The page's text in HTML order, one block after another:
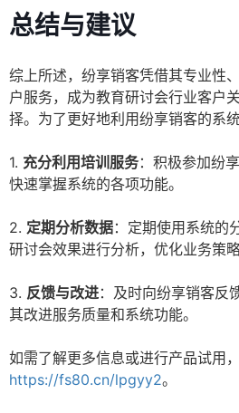
总结与建议
综上所述，纷享销客凭借其专业性
户服务，成为教育研讨会行业客户
择。为了更好地利用纷享销客的系
1. 充分利用培训服务：积极参加纷
快速掌握系统的各项功能。
2. 定期分析数据：定期使用系统的
研讨会效果进行分析，优化业务策略
3. 反馈与改进：及时向纷享销客反
其改进服务质量和系统功能。
如需了解更多信息或进行产品试用
https://fs80.cn/lpgyy2。